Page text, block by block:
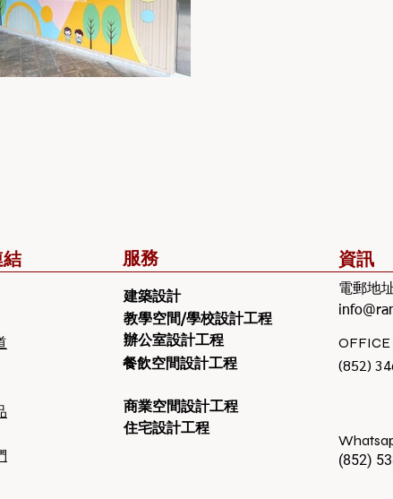
建築設計
教學空間/學校設計工程
服務
辦公室設計工程
餐飲空間設計工程
商業空間設計工程
住宅設計工程
資訊
電郵地
(852)
(852)